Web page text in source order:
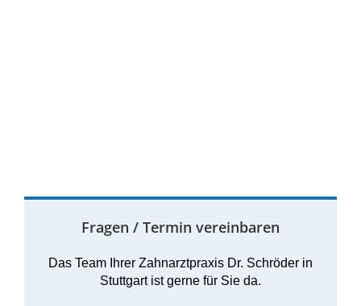
Fragen / Termin vereinbaren
Das Team Ihrer Zahnarztpraxis Dr. Schröder in
Stuttgart ist gerne für Sie da.